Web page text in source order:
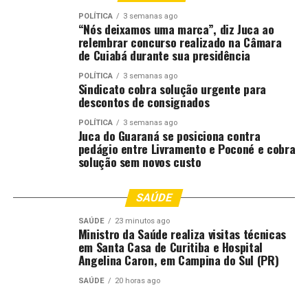
Além da agilidade do acionamento do reforço e da
integração das unidades, o sargento Amiky disse que
percebeu o quanto o seu trabalho é importante e sua
vida valorizada ao receber o telefonema da secretária de
Segurança, coronel Susana Tamanho, no mesmo dia do
fato.
“Eu não conhecia a coronel Susana pessoalmente, mas
sabia do trabalho dela. E ela, ligando para saber se eu
estava bem, fazendo isso em nome dela e do Governo, foi
algo surpreende mesmo. Isso é muito importante para
POLÍTICA 3 semanas ago
“Nós deixamos uma marca”, diz Juca ao
relembrar concurso realizado na Câmara
de Cuiabá durante sua presidência
POLÍTICA 3 semanas ago
Sindicato cobra solução urgente para
descontos de consignados
POLÍTICA 3 semanas ago
Juca do Guaraná se posiciona contra
pedágio entre Livramento e Poconé e cobra
solução sem novos custo
SAÚDE
SAÚDE 23 minutos ago
Ministro da Saúde realiza visitas técnicas
em Santa Casa de Curitiba e Hospital
Angelina Caron, em Campina do Sul (PR)
SAÚDE 20 horas ago